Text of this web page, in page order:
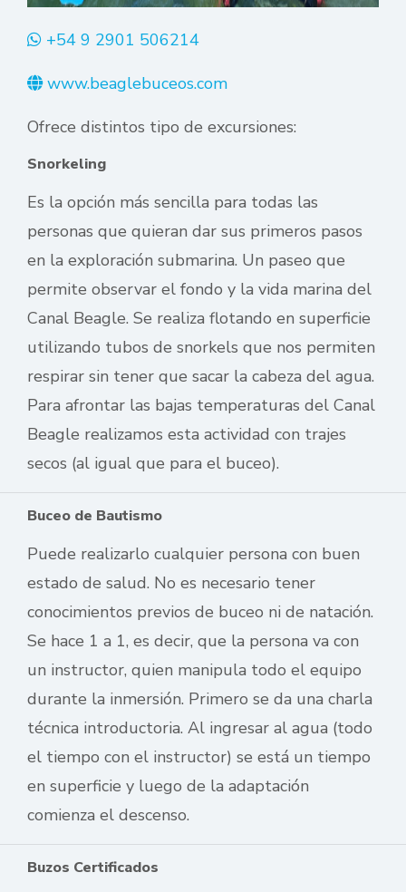
+54 9 2901 506214
www.beaglebuceos.com
Ofrece distintos tipo de excursiones:
Snorkeling
Es la opción más sencilla para todas las
personas que quieran dar sus primeros pasos
en la exploración submarina. Un paseo que
permite observar el fondo y la vida marina del
Canal Beagle. Se realiza flotando en superficie
utilizando tubos de snorkels que nos permiten
respirar sin tener que sacar la cabeza del agua.
Para afrontar las bajas temperaturas del Canal
Beagle realizamos esta actividad con trajes
secos (al igual que para el buceo).
Buceo de Bautismo
Puede realizarlo cualquier persona con buen
estado de salud. No es necesario tener
conocimientos previos de buceo ni de natación.
Se hace 1 a 1, es decir, que la persona va con
un instructor, quien manipula todo el equipo
durante la inmersión. Primero se da una charla
técnica introductoria. Al ingresar al agua (todo
el tiempo con el instructor) se está un tiempo
en superficie y luego de la adaptación
comienza el descenso.
Buzos Certificados